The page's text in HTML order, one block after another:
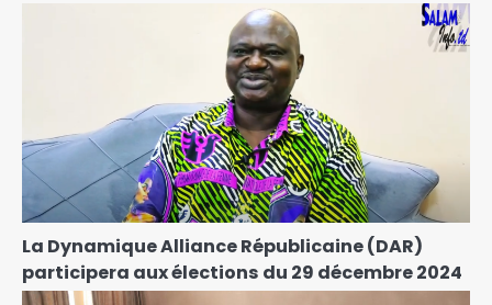
La Dynamique Alliance Républicaine (DAR)
participera aux élections du 29 décembre 2024